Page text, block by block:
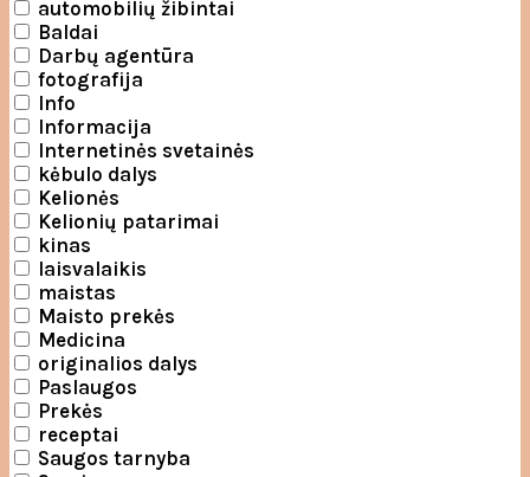
automobilių žibintai
Baldai
Darbų agentūra
fotografija
Info
Informacija
Internetinės svetainės
kėbulo dalys
Kelionės
Kelionių patarimai
kinas
laisvalaikis
maistas
Maisto prekės
Medicina
originalios dalys
Paslaugos
Prekės
receptai
Saugos tarnyba